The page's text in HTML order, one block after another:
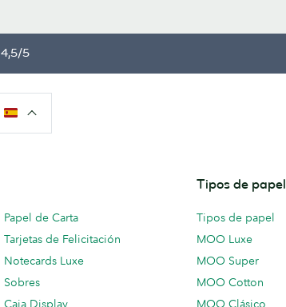
4,5/5
Papel de Carta
Tarjetas de Felicitación
Notecards Luxe
Sobres
Caja Display
Tipos de papel
Tipos de papel
MOO Luxe
MOO Super
MOO Cotton
MOO Clásico